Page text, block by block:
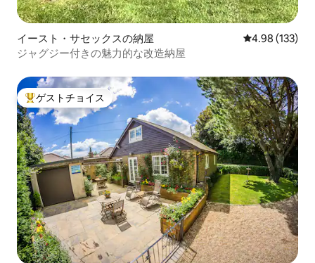
イースト・サセックスの納屋 レビュー133
4.98 (133)
ジャグジー付きの魅力的な改造納屋
大好評のゲストチョイスです。
ゲストチョイス